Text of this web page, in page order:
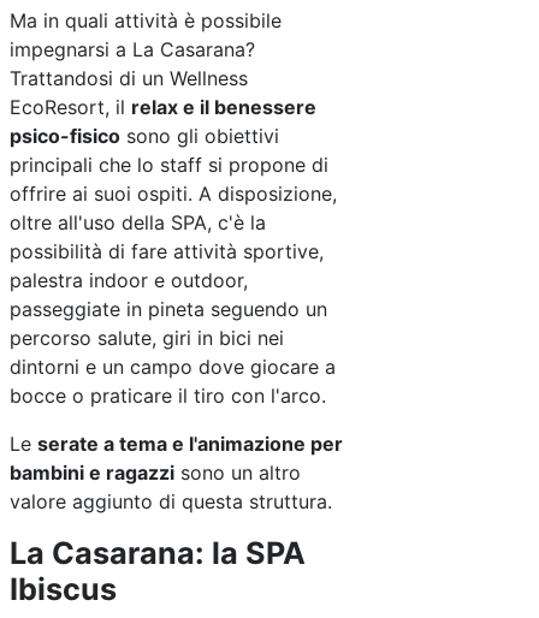
Ma in quali attività è possibile
impegnarsi a La Casarana?
Trattandosi di un Wellness
EcoResort, il relax e il benessere
psico-fisico sono gli obiettivi
principali che lo staff si propone di
offrire ai suoi ospiti. A disposizione,
oltre all'uso della SPA, c'è la
possibilità di fare attività sportive,
palestra indoor e outdoor,
passeggiate in pineta seguendo un
percorso salute, giri in bici nei
dintorni e un campo dove giocare a
bocce o praticare il tiro con l'arco.
Le serate a tema e l'animazione per
bambini e ragazzi sono un altro
valore aggiunto di questa struttura.
La Casarana: la SPA
Ibiscus